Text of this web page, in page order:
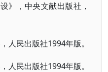
》，中央文献出版社，
人民出版社1994年版。
人民出版社1994年版。